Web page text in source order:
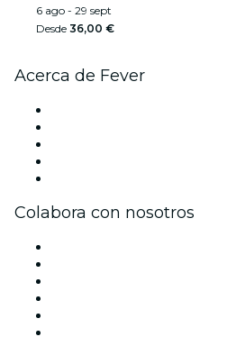
6 ago - 29 sept
Desde 36,00 €
Acerca de Fever
Colabora con nosotros